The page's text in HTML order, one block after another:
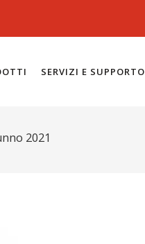
SERVIZI E SUPPORTO
2021